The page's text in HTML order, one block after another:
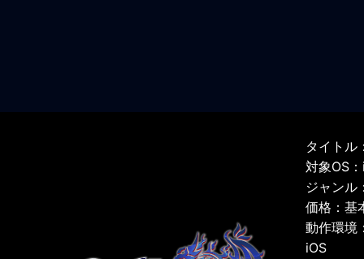
タイトル
対象OS
ジャンル
価格：基
動作環境
iOS